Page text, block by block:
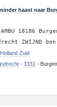
haast naar
18186
ZWIJND bon
Zuid
- 3331 -